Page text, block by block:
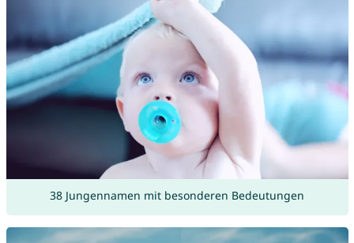
38 Jungennamen mit besonderen Bedeutungen